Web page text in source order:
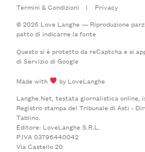
Termini & Condizioni |
Privacy
© 2026 Love Langhe — Riproduzione
patto di indicarne la fonte
Questo si è protetto da reCaptcha e si
di Serviziodi Google
Made with
by LoveLanghe
Langhe.Net, testata giornalistica online,
Registro stampa del Tribunale di Asti -
Tablino.
Editore: LoveLanghe S.R.L.
P.IVA 03796440042
Via Castello 20